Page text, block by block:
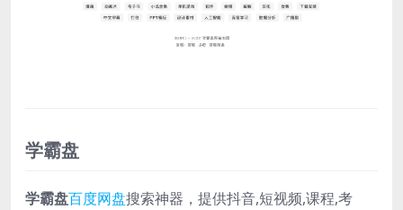
学霸盘
学霸盘百度网盘搜索神器，提供抖音,短视频,课程,考